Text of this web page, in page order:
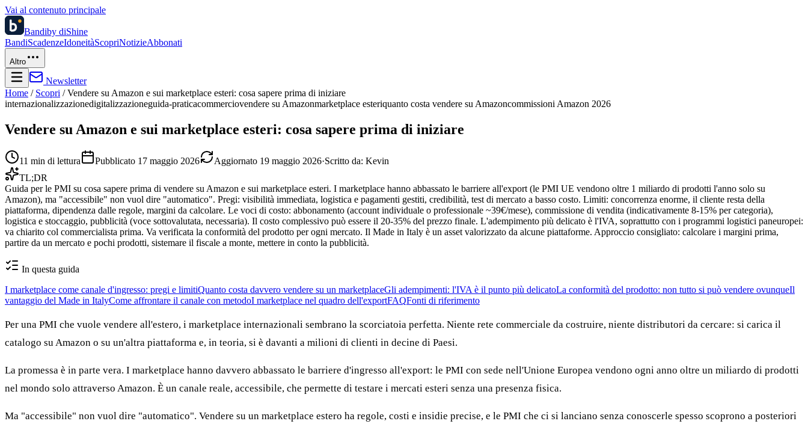
Vai al contenuto principale
Bandiby diShine
BandiScadenzeIdoneitàScopriNotizieAbbonati
Altro
Newsletter
Home / Scopri / Vendere su Amazon e sui marketplace esteri: cosa sapere prima di iniziare
internazionalizzazionedigitalizzazioneguida-praticacommerciovendere su Amazonmarketplace esteriquanto costa vendere su Amazoncommissioni Amazon 2026
Vendere su Amazon e sui marketplace esteri: cosa sapere prima di iniziare
11 min di lettura Pubblicato 17 maggio 2026 Aggiornato 19 maggio 2026·Scritto da: Kevin
TL;DR
Guida per le PMI su cosa sapere prima di vendere su Amazon e sui marketplace esteri. I marketplace hanno abbassato le barriere all'export (le PMI UE vendono oltre 1 miliardo di prodotti l'anno solo su
Amazon), ma "accessibile" non vuol dire "automatico". Pregi: visibilità immediata, logistica e pagamenti gestiti, credibilità, test di mercato a basso costo. Limiti: concorrenza enorme, il cliente resta della
piattaforma, dipendenza dalle regole, margini da calcolare. Le voci di costo: abbonamento (account individuale o professionale ~39€/mese), commissione di vendita (indicativamente 8-15% per categoria),
logistica e stoccaggio, pubblicità (voce sottovalutata, necessaria). Il costo complessivo può essere il 20-35% del prezzo finale. L'adempimento più delicato è l'IVA, soprattutto con i programmi logistici paneuropei:
va chiarito col commercialista prima. Va verificata la conformità del prodotto per ogni mercato. Il Made in Italy è un asset valorizzato da alcune piattaforme. Approccio consigliato: calcolare i margini prima,
partire da un mercato e pochi prodotti, sistemare il fiscale a monte, mettere in conto la pubblicità.
In questa guida
I marketplace come canale d'ingresso: pregi e limitiQuanto costa davvero vendere su un marketplaceGli adempimenti: l'IVA è il punto più delicatoLa conformità del prodotto: non tutto si può vendere ovunqueIl
vantaggio del Made in ItalyCome affrontare il canale con metodoI marketplace nel quadro dell'exportFAQFonti di riferimento
Per una PMI che vuole vendere all'estero, i marketplace internazionali sembrano la scorciatoia perfetta. Niente rete commerciale da costruire, niente distributori da cercare: si carica il
catalogo su Amazon o su un'altra piattaforma e, in teoria, si è davanti a milioni di clienti in decine di Paesi.
La promessa è in parte vera. I marketplace hanno davvero abbassato le barriere d'ingresso all'export: le PMI con sede nell'Unione Europea vendono ogni anno oltre un miliardo di prodotti
nel mondo solo attraverso Amazon. È un canale reale, accessibile, che permette di testare i mercati esteri senza una presenza fisica.
Ma "accessibile" non vuol dire "automatico". Vendere su un marketplace estero ha regole, costi e insidie precise, e le PMI che ci si lanciano senza conoscerle spesso scoprono a posteriori